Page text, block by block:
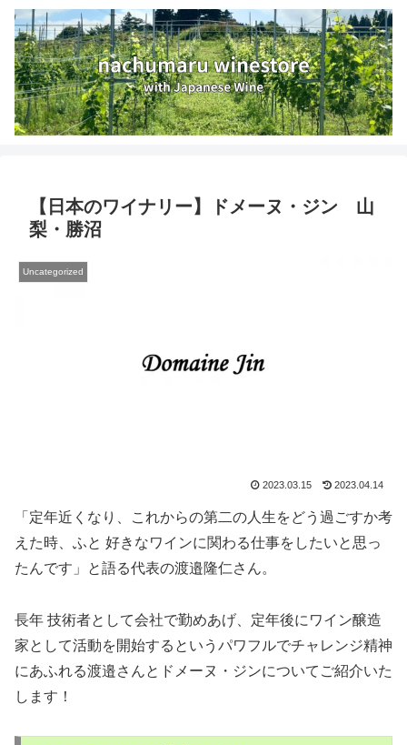
【日本のワイナリー】ドメーヌ・ジン 山
梨・勝沼
Uncategorized
2023.03.15 2023.04.14
「定年近くなり、これからの第二の人生をどう過ごすか考
えた時、ふと 好きなワインに関わる仕事をしたいと思っ
たんです」と語る代表の渡邉隆仁さん。
長年 技術者として会社で勤めあげ、定年後にワイン醸造
家として活動を開始するというパワフルでチャレンジ精神
にあふれる渡邉さんとドメーヌ・ジンについてご紹介いた
します！